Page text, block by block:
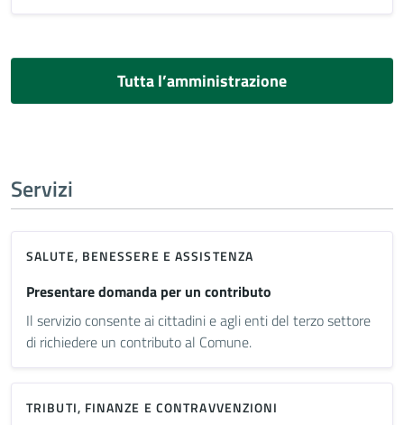
Tutta l’amministrazione
Servizi
SALUTE, BENESSERE E ASSISTENZA
Presentare domanda per un contributo
Il servizio consente ai cittadini e agli enti del terzo settore
di richiedere un contributo al Comune.
TRIBUTI, FINANZE E CONTRAVVENZIONI